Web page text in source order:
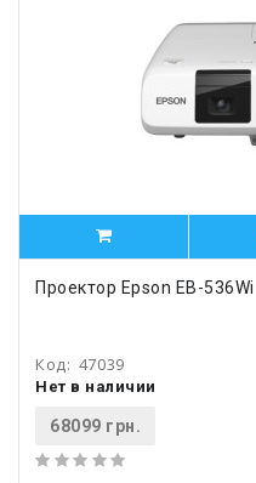
Проектор Epson EB-536Wi
Код: 47039
Нет в наличии
68099 грн.